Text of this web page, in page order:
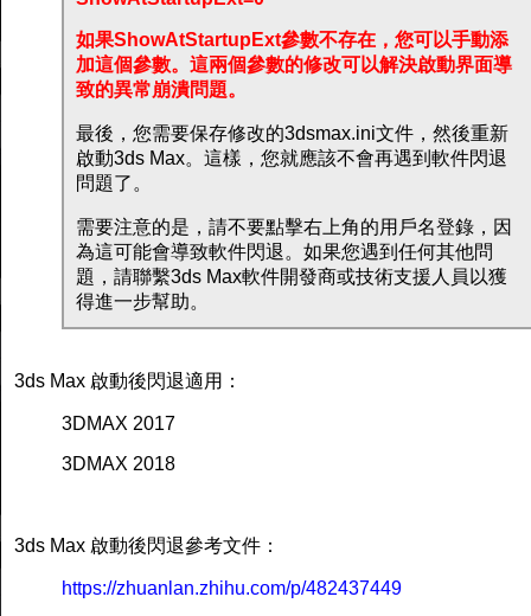
如果ShowAtStartupExt參數不存在，您可以手動添
加這個參數。這兩個參數的修改可以解決啟動界面導
致的異常崩潰問題。
最後，您需要保存修改的3dsmax.ini文件，然後重新
啟動3ds Max。這樣，您就應該不會再遇到軟件閃退
問題了。
需要注意的是，請不要點擊右上角的用戶名登錄，因
為這可能會導致軟件閃退。如果您遇到任何其他問
題，請聯繫3ds Max軟件開發商或技術支援人員以獲
得進一步幫助。
3ds Max 啟動後閃退適用：
3DMAX 2017
3DMAX 2018
3ds Max 啟動後閃退參考文件：
https://zhuanlan.zhihu.com/p/482437449